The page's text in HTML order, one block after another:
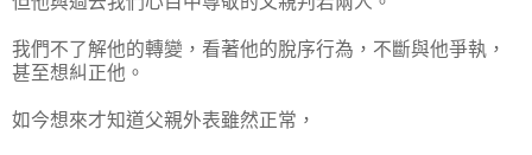
我們不了解他的轉變，看著他的脫序行為，不斷與他爭執，
甚至想糾正他。
如今想來才知道父親外表雖然正常，